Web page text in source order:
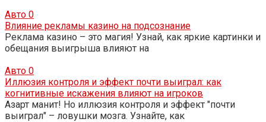
Авто 0
Влияние рекламы казино на подсознание
Реклама казино – это магия! Узнай, как яркие картинки и
обещания выигрыша влияют на
Авто 0
Иллюзия контроля и эффект почти выиграл: как
когнитивные искажения влияют на игроков
Азарт манит! Но иллюзия контроля и эффект "почти
выиграл" – ловушки мозга. Узнайте, как